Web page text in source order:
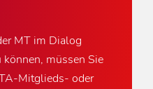
MT im Dialog
können, müssen Sie
Mitglieds- oder